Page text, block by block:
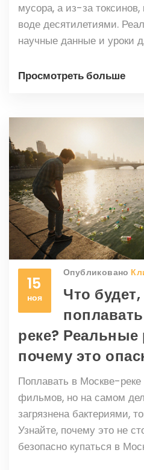
мусора, а из-за
воде десятилетиями.
научные данные и уроки
Просмотреть больше
15
ноя
Опубликовано
Что
реке? Реальные
почему это
Поплавать в Москве-реке
фильмов, но на самом
загрязнена бактериями,
Узнайте, почему это не
безопасно купаться в